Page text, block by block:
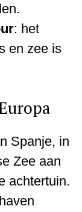
: het
en zee is
Spanje, in
Zee aan
achtertuin.